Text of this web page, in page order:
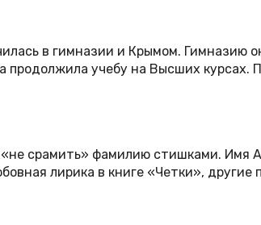
в гимназии и Крымом. Гимназию
продолжила учебу на Высших
срамить» фамилию стишками. Имя
лирика в книге «Четки»,